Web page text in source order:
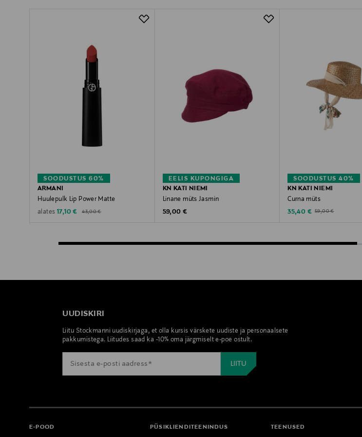
SOODUSTUS 60%
ARMANI
Huulepulk Lip Power Matte
alates Discounted Price
17,10 € Original Price
43,00 €
EELIS KUPONGIGA
KN KATI NIEMI
Linane müts Jasmin
Original Price
59,00 €
SOODUSTUS 40%
KN KATI NIEMI
Curna müts
Discounted Price
35,40 € Original Price
59,00 €
UUDISKIRI
Liitu Stockmanni uudiskirjaga, et olla kursis värskete uudiste ja personaalsete
pakkumistega. Liitudes saad ka -10% oma järgmiselt e-poe ostult.
E-POOD PÜSIKLIENDITEENINDUS TEENUSED